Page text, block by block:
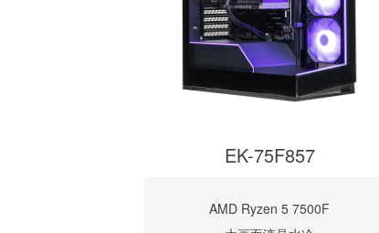
EK-75F857
AMD Ryzen 5 7500F